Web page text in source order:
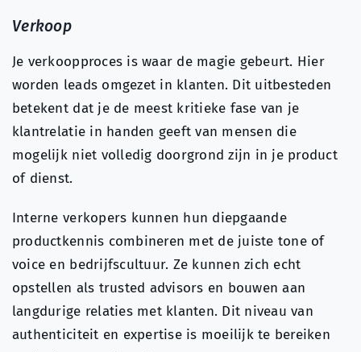
Verkoop
Je verkoopproces is waar de magie gebeurt. Hier
worden leads omgezet in klanten. Dit uitbesteden
betekent dat je de meest kritieke fase van je
klantrelatie in handen geeft van mensen die
mogelijk niet volledig doorgrond zijn in je product
of dienst.
Interne verkopers kunnen hun diepgaande
productkennis combineren met de juiste tone of
voice en bedrijfscultuur. Ze kunnen zich echt
opstellen als trusted advisors en bouwen aan
langdurige relaties met klanten. Dit niveau van
authenticiteit en expertise is moeilijk te bereiken